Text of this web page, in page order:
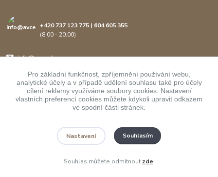
+420 737 123 775 | 604 605 355
(8:00 - 20:00)
info@avcenter.cz
Upravit sběr cookies.
Pro základní funkčnost, zpříjemnění používání webu,
analytické účely a v případě udělení souhlasu také pro účely
cílení reklamy využíváme soubory cookies. Nastavení
vlastních preferencí cookies můžete kdykoli upravit odkazem
ve spodní části stránek.
Nastavení Souhlasím
Souhlas můžete odmítnout zde.